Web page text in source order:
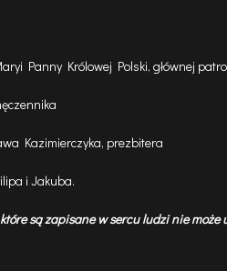
Panny Królowej Polski, głównej
Kazimierczyka, prezbitera
i Jakuba.
są zapisane w sercu ludzi nie